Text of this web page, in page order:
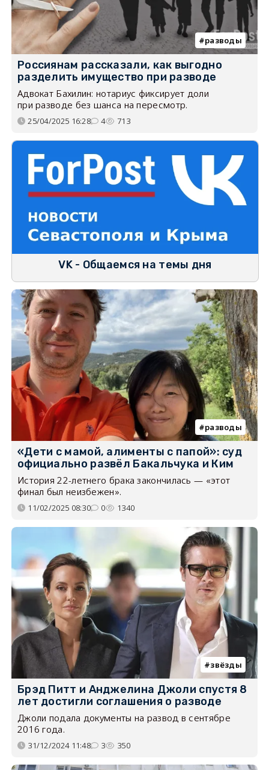
разводы
Россиянам рассказали, как выгодно
разделить имущество при разводе
Адвокат Бахилин: нотариус фиксирует доли
при разводе без шанса на пересмотр.
25/04/2025 16:28 4 713
VK - Общаемся на темы дня
разводы
«Дети с мамой, алименты с папой»: суд
официально развёл Бакальчука и Ким
История 22-летнего брака закончилась — «этот
финал был неизбежен».
11/02/2025 08:30 0 1340
звёзды
Брэд Питт и Анджелина Джоли спустя 8
лет достигли соглашения о разводе
Джоли подала документы на развод в сентябре
2016 года.
31/12/2024 11:48 3 350